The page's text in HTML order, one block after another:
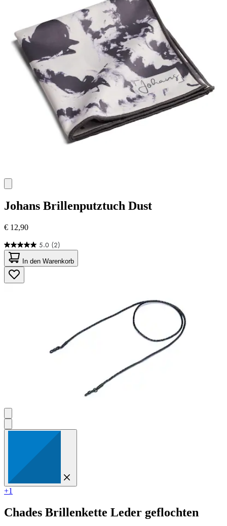
Johans Brillenputztuch Dust
€ 12,90
5.0 (2)
5.0
von
5
Sternen.
2
In den Warenkorb
+1
Chades Brillenkette Leder geflochten